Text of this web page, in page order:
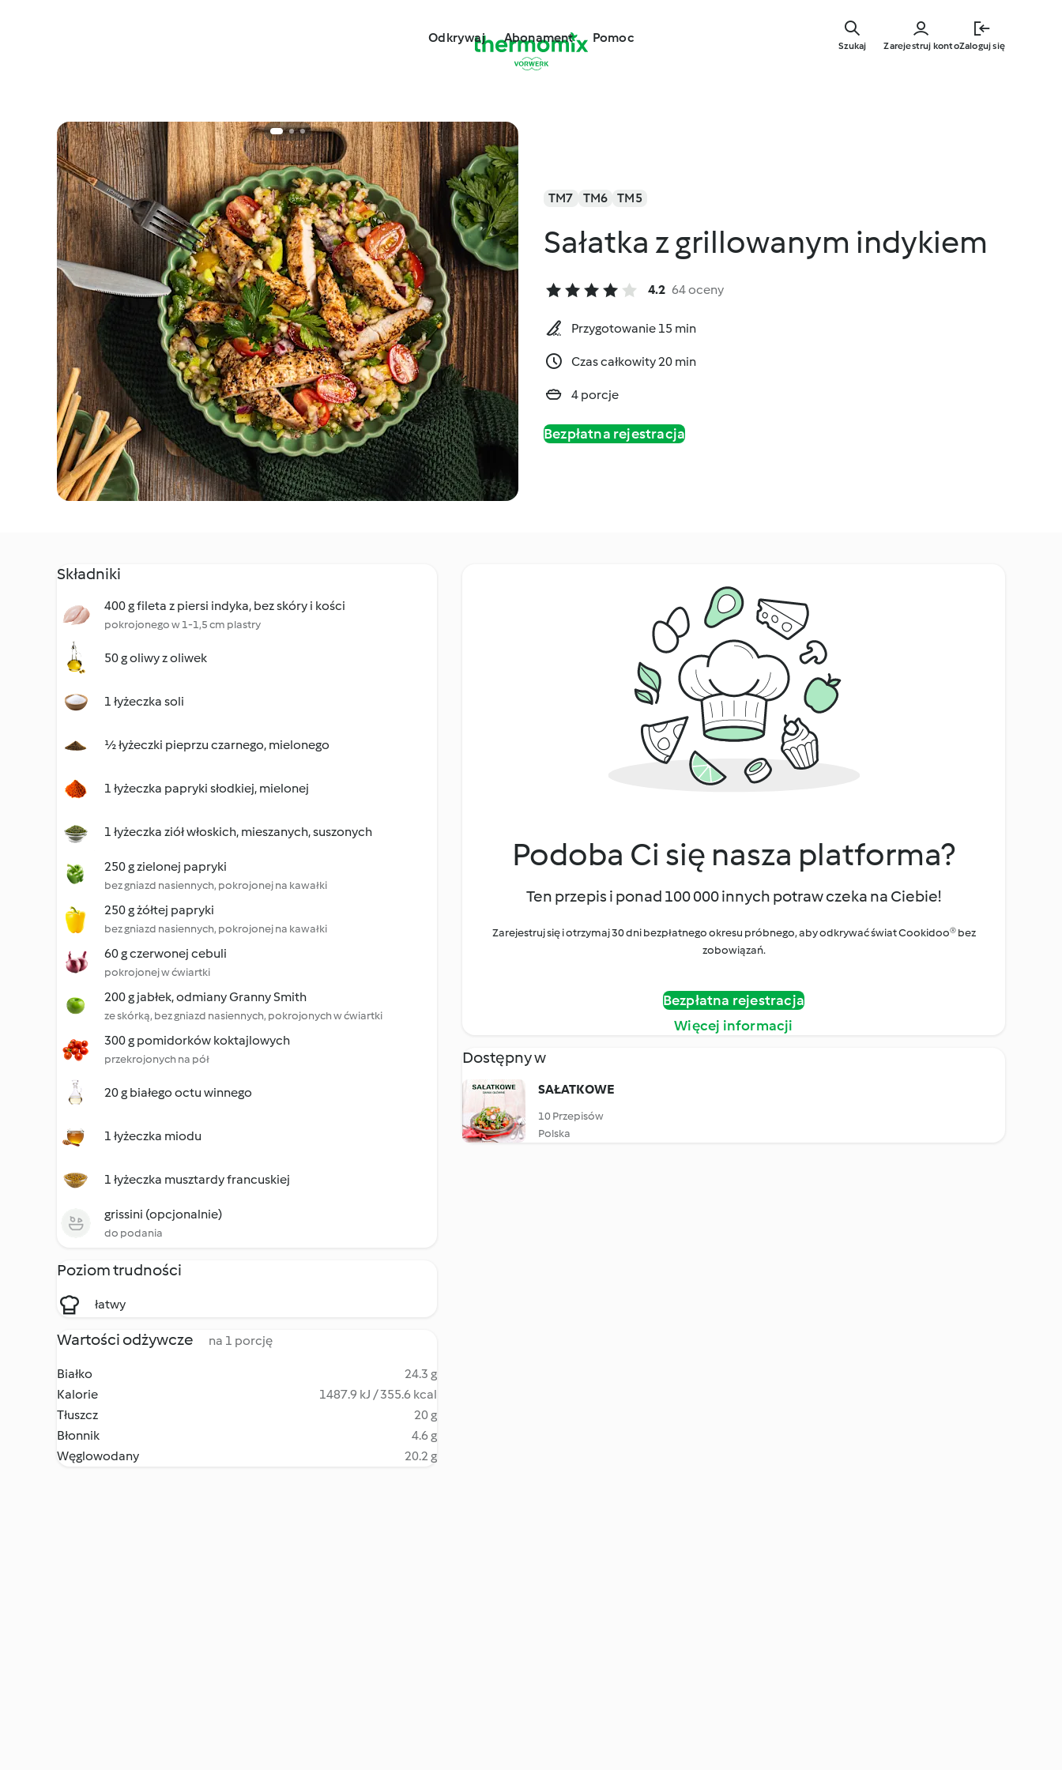
głównej
Odkrywaj Abonament Pomoc
Zarejestruj kontoZaloguj się
Szukaj
TM7 TM6 TM5
Sałatka z grillowanym indykiem
4.2 64 oceny
Przygotowanie 15 min
Czas całkowity 20 min
4 porcje
Bezpłatna rejestracja
Składniki
400 g fileta z piersi indyka, bez skóry i kości
pokrojonego w 1-1,5 cm plastry
50 g oliwy z oliwek
1 łyżeczka soli
½ łyżeczki pieprzu czarnego, mielonego
1 łyżeczka papryki słodkiej, mielonej
1 łyżeczka ziół włoskich, mieszanych, suszonych
250 g zielonej papryki
bez gniazd nasiennych, pokrojonej na kawałki
250 g żółtej papryki
bez gniazd nasiennych, pokrojonej na kawałki
60 g czerwonej cebuli
pokrojonej w ćwiartki
200 g jabłek, odmiany Granny Smith
ze skórką, bez gniazd nasiennych, pokrojonych w ćwiartki
300 g pomidorków koktajlowych
przekrojonych na pół
20 g białego octu winnego
1 łyżeczka miodu
1 łyżeczka musztardy francuskiej
grissini (opcjonalnie)
do podania
Poziom trudności
łatwy
Wartości odżywcze na 1 porcję
Białko
24.3 g
Kalorie
1487.9 kJ / 355.6 kcal
Tłuszcz
20 g
Błonnik
4.6 g
Węglowodany
20.2 g
Podoba Ci się nasza platforma?
Ten przepis i ponad 100 000 innych potraw czeka na Ciebie!
Zarejestruj się i otrzymaj 30 dni bezpłatnego okresu próbnego, aby odkrywać świat Cookidoo® bez
zobowiązań.
Bezpłatna rejestracja
Więcej informacji
Dostępny w
SAŁATKOWE
10 Przepisów
Polska